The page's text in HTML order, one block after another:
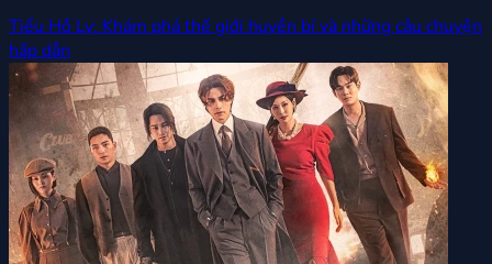
Tiểu Hồ Ly: Khám phá thế giới huyền bí và những câu chuyện
hấp dẫn